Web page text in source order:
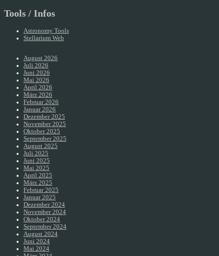
Tools / Infos
Astronomy Tools
Stellarium Web
August 2026
Juli 2026
Juni 2026
Mai 2026
April 2026
März 2026
Februar 2026
Januar 2026
Dezember 2025
November 2025
Oktober 2025
September 2025
August 2025
Juli 2025
Juni 2025
Mai 2025
April 2025
März 2025
Februar 2025
Januar 2025
Dezember 2024
November 2024
Oktober 2024
September 2024
August 2024
Juni 2024
Mai 2024